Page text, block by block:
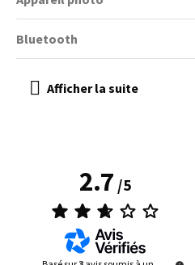
Bluetooth
2.7/5